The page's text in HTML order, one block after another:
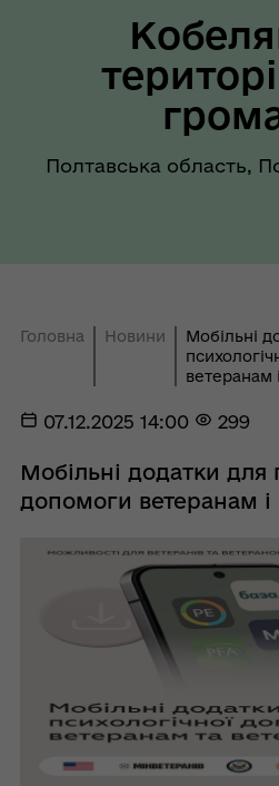
Полтавська область,
Головна Новини
Мобільні
ветеранам
07.12.2025 14:00 299
Мобільні додатки для
допомоги ветеранам і